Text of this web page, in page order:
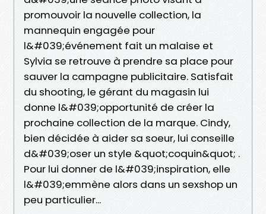
promouvoir la nouvelle collection, la
mannequin engagée pour
l&#039;événement fait un malaise et
Sylvia se retrouve à prendre sa place pour
sauver la campagne publicitaire. Satisfait
du shooting, le gérant du magasin lui
donne l&#039;opportunité de créer la
prochaine collection de la marque. Cindy,
bien décidée à aider sa soeur, lui conseille
d&#039;oser un style &quot;coquin&quot; .
Pour lui donner de l&#039;inspiration, elle
l&#039;emmène alors dans un sexshop un
peu particulier...